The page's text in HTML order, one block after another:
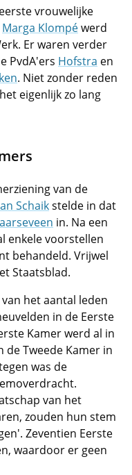
vrouwelijke
Marga Klompéwerd
Er waren verder
PvdA'ers Hofstra en
. Niet zonder reden
eigenlijk zo lang
van de
Schaikstelde in dat
in. Na een
enkele voorstellen
behandeld. Vrijwel
Staatsblad.
het aantal leden
in de Eerste
Kamer werd al in
de Tweede Kamer in
was de
van het
zouden hun stem
Zeventien Eerste
waardoor er geen